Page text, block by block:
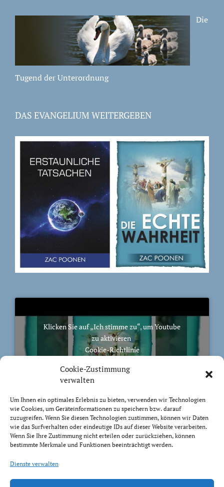
Cookie-Zustimmung
verwalten
Um Ihnen ein optimales Erlebnis zu bieten, verwenden wir Technologien
wie Cookies, um Geräteinformationen zu speichern bzw. darauf
zuzugreifen. Wenn Sie diesen Technologien zustimmen, können wir Daten
wie das Surfverhalten oder eindeutige IDs auf dieser Website verarbeiten.
Wenn Sie Ihre Zustimmung nicht erteilen oder zurückziehen, können
bestimmte Merkmale und Funktionen beeinträchtigt werden.
Dienste verwalten
Die
Tugend der Unterordnung
DAS EVANGELIUM WEITERGEBEN
Klicken Sie auf „Ich stimme zu“, um Youtube
zu aktivieren
Cookie-Richtlinie
Ich stimme zu
BIBELVERS DES TAGES
euch tragen, bis ihr grau werdet. Ich habe es getan; ich
will heben und tragen und erretten.